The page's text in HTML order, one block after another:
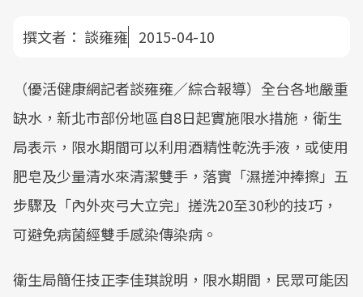
撰文者： 談雍雍 2015-04-10
（優活健康網記者談雍雍／綜合報導）全台各地嚴重
缺水，新北市部份地區自8日起實施限水措施，衛生
局表示，限水期間可以利用酒精性乾洗手液，或使用
肥皂及少量清水來清潔雙手，落實「濕搓沖捧擦」五
步驟及「內外夾弓大立完」搓洗20至30秒的技巧，
可避免病菌經雙手感染傳染病。
衛生局簡任技正李佳琪說明，限水期間，民眾可能因